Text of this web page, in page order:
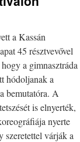
a Kassán
45 résztvevővel
a gimnasztráda
hódoljanak a
bemutatóra. A
is elnyerték,
nyerte
szeretettel várják a